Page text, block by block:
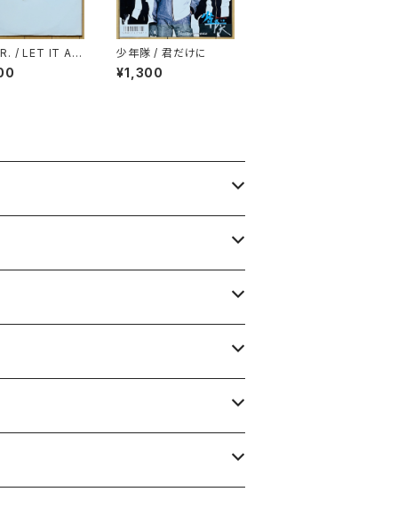
/ LET IT AL
OUT(RAE &
REMIX)
少年隊 / 君だけに
¥1,300